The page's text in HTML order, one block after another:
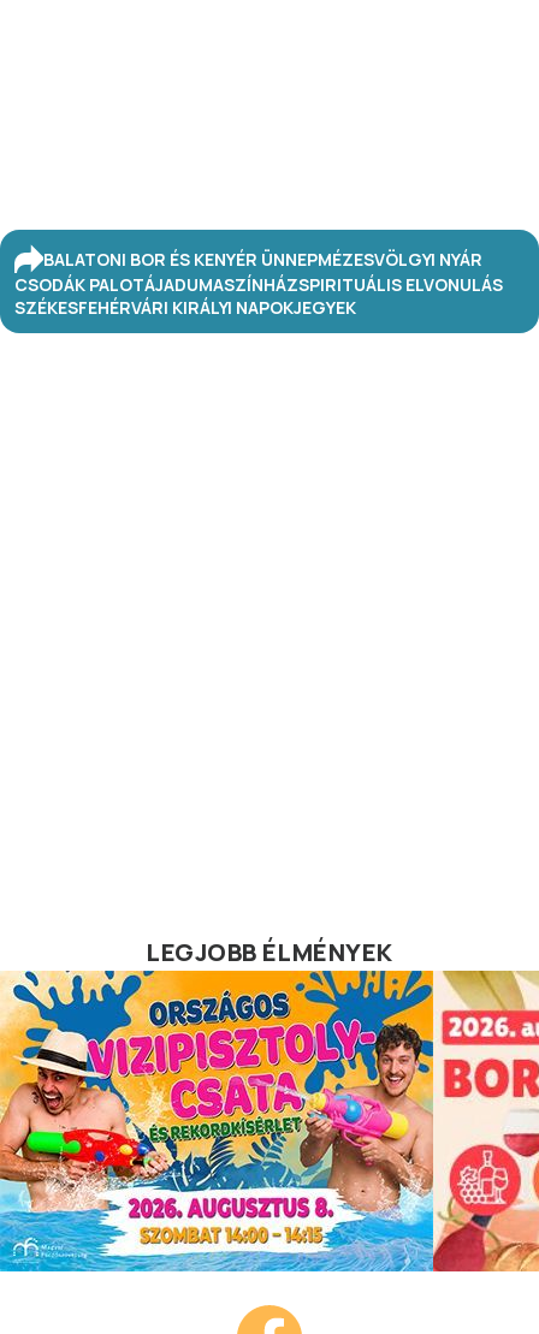
BALATONI BOR ÉS KENYÉR ÜNNEPMÉZESVÖLGYI NYÁR
CSODÁK PALOTÁJADUMASZÍNHÁZSPIRITUÁLIS ELVONULÁS
SZÉKESFEHÉRVÁRI KIRÁLYI NAPOKJEGYEK
LEGJOBB ÉLMÉNYEK